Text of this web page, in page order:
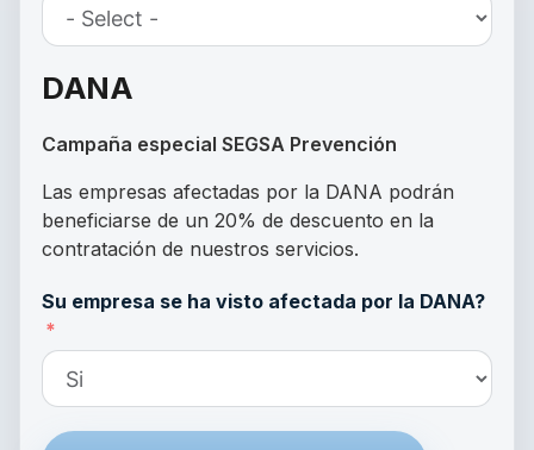
DANA
Campaña especial SEGSA Prevención
Las empresas afectadas por la DANA podrán
beneficiarse de un 20% de descuento en la
contratación de nuestros servicios.
Su empresa se ha visto afectada por la DANA?